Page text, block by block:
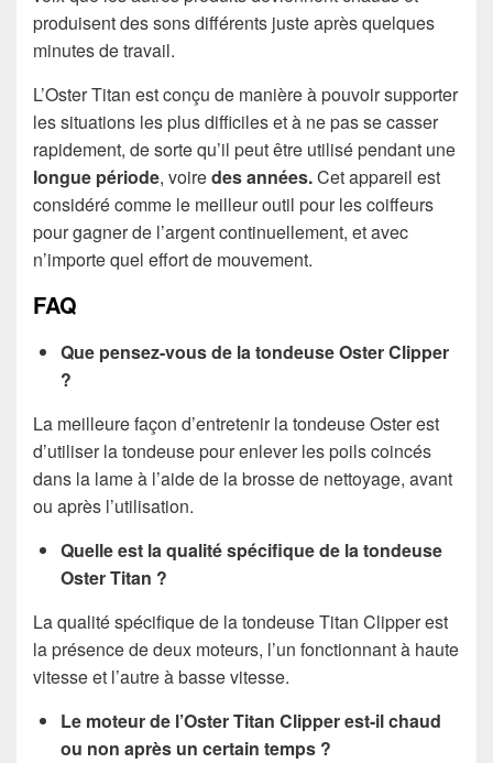
produisent des sons différents juste après quelques
minutes de travail.
L’Oster Titan est conçu de manière à pouvoir supporter
les situations les plus difficiles et à ne pas se casser
rapidement, de sorte qu’il peut être utilisé pendant une
longue période, voiredes années.Cet appareil est
considéré comme le meilleur outil pour les coiffeurs
pour gagner de l’argent continuellement, et avec
n’importe quel effort de mouvement.
FAQ
Que pensez-vous de la tondeuse Oster Clipper
?
La meilleure façon d’entretenir la tondeuse Oster est
d’utiliser la tondeuse pour enlever les poils coincés
dans la lame à l’aide de la brosse de nettoyage, avant
ou après l’utilisation.
Quelle est la qualité spécifique de la tondeuse
Oster Titan ?
La qualité spécifique de la tondeuse Titan Clipper est
la présence de deux moteurs, l’un fonctionnant à haute
vitesse et l’autre à basse vitesse.
Le moteur de l’Oster Titan Clipper est-il chaud
ou non après un certain temps ?